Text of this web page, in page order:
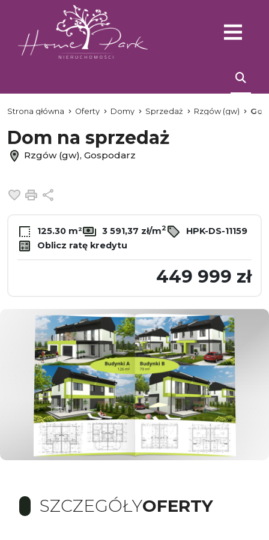
Strona główna Oferty Domy Sprzedaż Rzgów (gw)
Dom na sprzedaż
Rzgów (gw), Gospodarz
Dodaj do ulubionych
Drukuj
125.30 m² 3 591,37 zł/m2
HPK-DS-11159
Oblicz ratę kredytu
449 999 zł
SZCZEGÓŁYOFERTY